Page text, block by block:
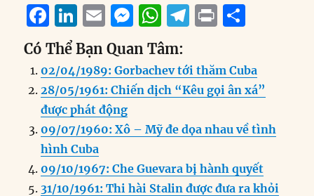
F
a
c
e
b
o
o
k
Li
n
k
e
d
I
n
E
m
ai
l
M
ss
e
n
g
W
h
at
s
A
p
T
e
g
r
a
P
n
t
a
re
Có Thể Bạn Quan Tâm:
02/04/1989: Gorbachev tới thăm Cuba
28/05/1961: Chiến dịch “Kêu gọi ân xá”
được phát động
09/07/1960: Xô – Mỹ đe dọa nhau về tình
hình Cuba
09/10/1967: Che Guevara bị hành quyết
31/10/1961: Thi hài Stalin được đưa ra khỏi